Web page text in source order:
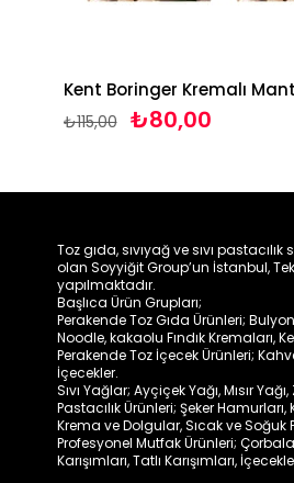
₺80,00
₺115,00
Toz gıda, sıvıyağ ve sıvı
olan Soyyiğit Group’un İstanbul,
yapılmaktadır.
Başlıca Ürün Grupları;
Perakende Toz Gıda Ürünleri;
Noodle, kakaolu Fındık Kremaları,
Perakende Toz İçecek Ürünleri;
İçecekler.
Sıvı Yağlar; Ayçiçek Yağı, Mısır
Pastacılık Ürünleri; Şeker
Krema ve Dolgular, Sıcak ve Soğuk
Profesyonel Mutfak Ürünleri;
Karışımları, Tatlı Karışımları,